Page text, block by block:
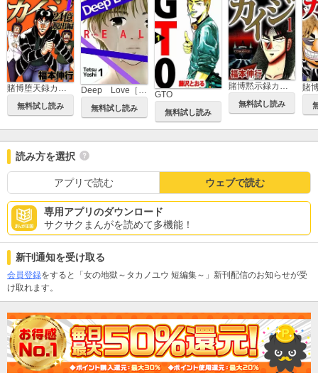
無料試し読み 無料試し読み
GTO
無料試し読み
賭博黙示録カイジ
無料試し読み
読み方を選択
アプリで読む ウェブで読む
専用アプリのダウンロード
サクサクまんがを読めて多機能！
新刊通知を受け取る
会員登録をすると「女の地獄～タカノユウ 短編集～」新刊配信のお知らせが受
け取れます。